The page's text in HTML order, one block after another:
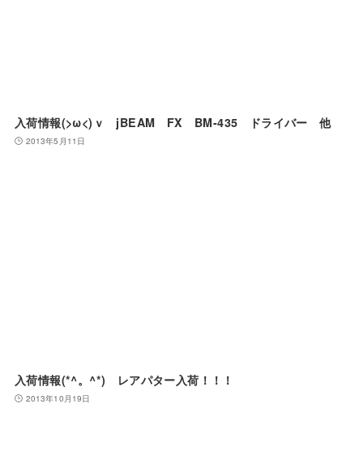
入荷情報(>ω<)ｖ jBEAM FX BM-435 ドライバー 他
2013年5月11日
入荷情報(*^。^*) レアパター入荷！！！
2013年10月19日